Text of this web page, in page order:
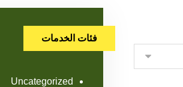
فئات الخدمات
Uncategorized